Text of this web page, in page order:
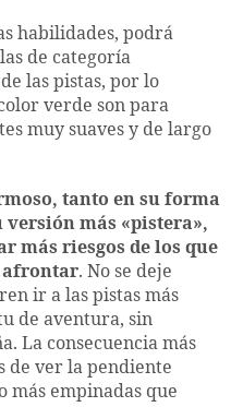
habilidades, podrá
de categoría
las pistas, por lo
verde son para
muy suaves y de largo
tanto en su forma
versión más «pistera»,
más riesgos de los que
afrontar. No se deje
ir a las pistas más
de aventura, sin
La consecuencia más
de ver la pendiente
más empinadas que